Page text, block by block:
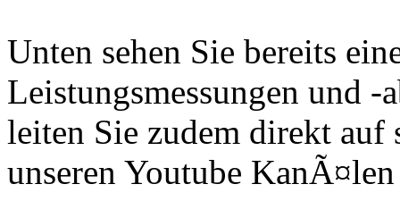
Unten sehen Sie bereits
Leistungsmessungen und -
leiten Sie zudem direkt auf
unseren Youtube